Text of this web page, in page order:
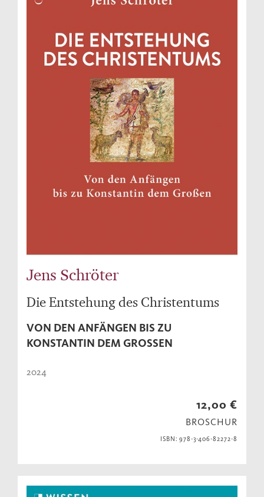
Jens Schröter
Die Entstehung des Christentums
VON DEN ANFÄNGEN BIS ZU
KONSTANTIN DEM GROSSEN
2024
12,00 €
BROSCHUR
ISBN: 978-3-406-82272-8